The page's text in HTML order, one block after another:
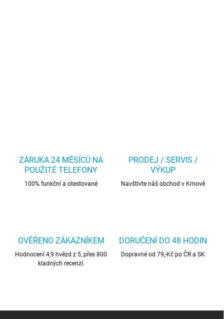
ZÁRUKA 24 MĚSÍCŮ NA
POUŽITÉ TELEFONY
100% funkční a otestované
PRODEJ / SERVIS /
VÝKUP
Navštivte náš obchod v Krnově
OVĚŘENO ZÁKAZNÍKEM
Hodnocení 4,9 hvězd z 5, přes 800
kladných recenzí.
DORUČENÍ DO 48 HODIN
Dopravné od 79,-Kč po ČR a SK